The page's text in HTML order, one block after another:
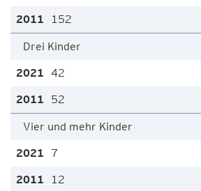
152
Drei Kinder
42
52
Vier und mehr Kinder
7
12